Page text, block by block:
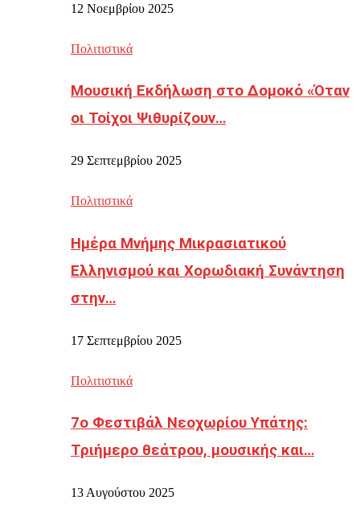
12 Νοεμβρίου 2025
Πολιτιστικά
Μουσική Εκδήλωση στο Δομοκό «Όταν
οι Τοίχοι Ψιθυρίζουν…
29 Σεπτεμβρίου 2025
Πολιτιστικά
Ημέρα Μνήμης Μικρασιατικού
Ελληνισμού και Χορωδιακή Συνάντηση
στην…
17 Σεπτεμβρίου 2025
Πολιτιστικά
7ο Φεστιβάλ Νεοχωρίου Υπάτης:
Τριήμερο θεάτρου, μουσικής και…
13 Αυγούστου 2025